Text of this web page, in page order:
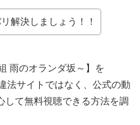
解決しましょう！！
雨のオランダ坂～】を
法サイトではなく、公式の動
して無料視聴できる方法を調